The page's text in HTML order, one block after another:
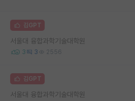
김GPT
서울대 융합과학기술대학원
3 3 2556
김GPT
서울대 융합과학기술대학원